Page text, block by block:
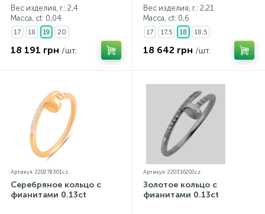
Вес изделия, г.: 2,4
Масса, ct: 0,04
17 18 19 20
18 191 грн /шт.
Вес изделия, г.: 2,21
Масса, ct: 0,6
17 17,5 18 18,5
18 642 грн /шт.
Артикул: 220278301cz
Серебряное кольцо с
фианитами 0.13ct
Артикул: 220316202cz
Золотое кольцо с
фианитами 0.13ct